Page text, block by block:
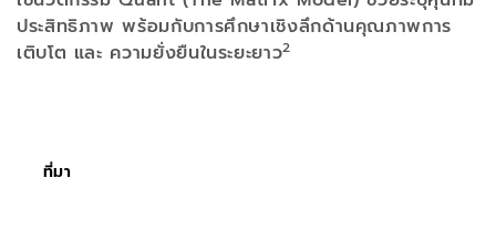
ประสิทธิภาพ พร้อมกับการศึกษาเชิงลึกด้านคุณภาพการ
เติบโต และ ความยั่งยืนในระยะยาว2
ที่มา